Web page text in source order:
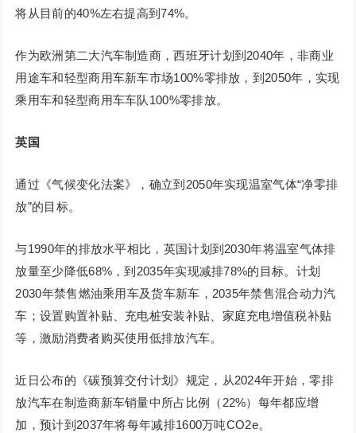
将从目前的40%左右提高到74%。
作为欧洲第二大汽车制造商，西班牙计划到2040年，非商业
用途车和轻型商用车新车市场100%零排放，到2050年，实现
乘用车和轻型商用车车队100%零排放。
英国
通过《气候变化法案》，确立到2050年实现温室气体“净零排
放”的目标。
与1990年的排放水平相比，英国计划到2030年将温室气体排
放量至少降低68%，到2035年实现减排78%的目标。计划
2030年禁售燃油乘用车及货车新车，2035年禁售混合动力汽
车；设置购置补贴、充电桩安装补贴、家庭充电增值税补贴
等，激励消费者购买使用低排放汽车。
近日公布的《碳预算交付计划》规定，从2024年开始，零排
放汽车在制造商新车销量中所占比例（22%）每年都应增
加，预计到2037年将每年减排1600万吨CO2e。